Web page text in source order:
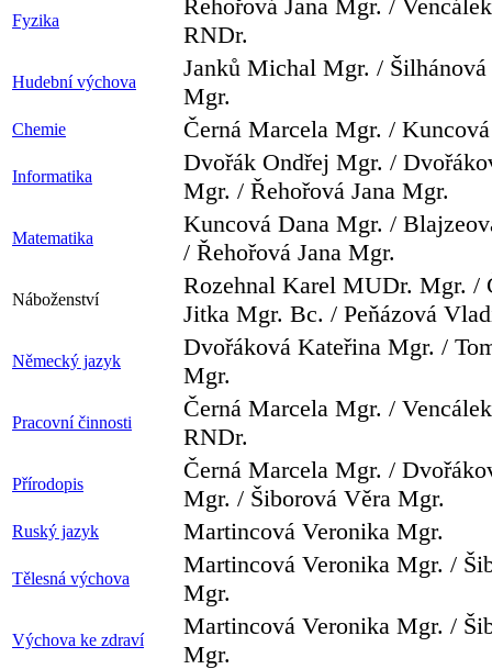
Fyzika
Řehořová Jana Mgr. /
RNDr.
Hudební výchova
Janků Michal Mgr. / Šilhánová
Mgr.
Chemie Černá Marcela Mgr. /
Informatika
Dvořák Ondřej Mgr. /
Mgr. / Řehořová Jana Mgr.
Matematika
Kuncová Dana Mgr. /
/ Řehořová Jana Mgr.
Náboženství
Rozehnal Karel MUDr. Mgr. /
Jitka Mgr. Bc. / Peňázová
Německý jazyk
Dvořáková Kateřina Mgr. /
Mgr.
Pracovní činnosti
Černá Marcela Mgr. /
RNDr.
Přírodopis
Černá Marcela Mgr. /
Mgr. / Šiborová Věra Mgr.
Ruský jazyk Martincová Veronika Mgr.
Tělesná výchova
Martincová Veronika Mgr. /
Mgr.
Výchova ke zdraví
Martincová Veronika Mgr. /
Mgr.